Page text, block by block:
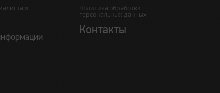
Политика обработки
персональных данных
Контакты